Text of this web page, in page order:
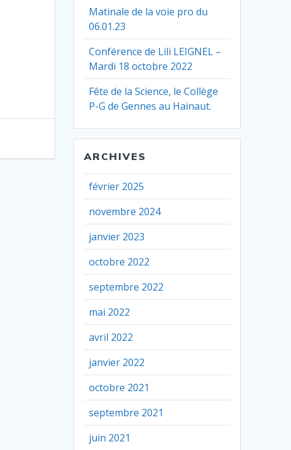
Matinale de la voie pro du
06.01.23
Conférence de Lili LEIGNEL –
Mardi 18 octobre 2022
Fête de la Science, le Collège
P-G de Gennes au Hainaut.
ARCHIVES
février 2025
novembre 2024
janvier 2023
octobre 2022
septembre 2022
mai 2022
avril 2022
janvier 2022
octobre 2021
septembre 2021
juin 2021